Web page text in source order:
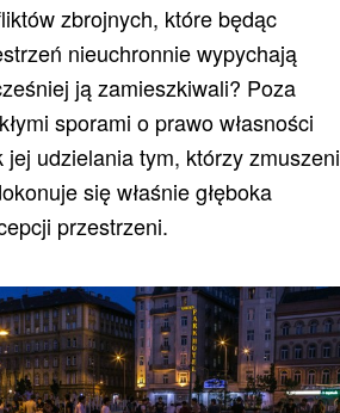
zbrojnych, które będąc
nieuchronnie wypychają
ją zamieszkiwali? Poza
sporami o prawo własności
udzielania tym, którzy zmuszeni
się właśnie głęboka
przestrzeni.